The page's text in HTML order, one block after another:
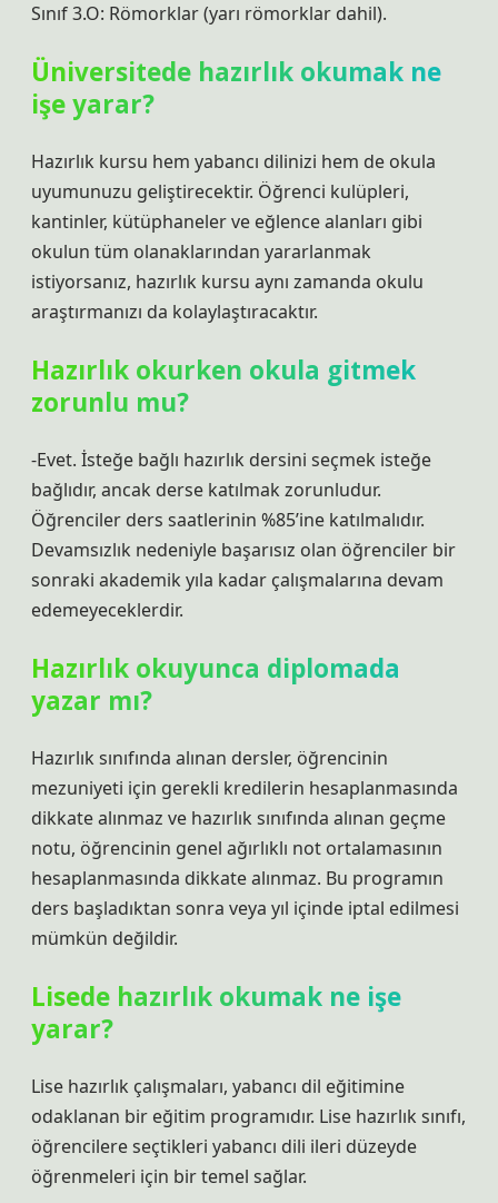
Sınıf 3.O: Römorklar (yarı römorklar dahil).
Üniversitede hazırlık okumak ne
işe yarar?
Hazırlık kursu hem yabancı dilinizi hem de okula
uyumunuzu geliştirecektir. Öğrenci kulüpleri,
kantinler, kütüphaneler ve eğlence alanları gibi
okulun tüm olanaklarından yararlanmak
istiyorsanız, hazırlık kursu aynı zamanda okulu
araştırmanızı da kolaylaştıracaktır.
Hazırlık okurken okula gitmek
zorunlu mu?
-Evet. İsteğe bağlı hazırlık dersini seçmek isteğe
bağlıdır, ancak derse katılmak zorunludur.
Öğrenciler ders saatlerinin %85’ine katılmalıdır.
Devamsızlık nedeniyle başarısız olan öğrenciler bir
sonraki akademik yıla kadar çalışmalarına devam
edemeyeceklerdir.
Hazırlık okuyunca diplomada
yazar mı?
Hazırlık sınıfında alınan dersler, öğrencinin
mezuniyeti için gerekli kredilerin hesaplanmasında
dikkate alınmaz ve hazırlık sınıfında alınan geçme
notu, öğrencinin genel ağırlıklı not ortalamasının
hesaplanmasında dikkate alınmaz. Bu programın
ders başladıktan sonra veya yıl içinde iptal edilmesi
mümkün değildir.
Lisede hazırlık okumak ne işe
yarar?
Lise hazırlık çalışmaları, yabancı dil eğitimine
odaklanan bir eğitim programıdır. Lise hazırlık sınıfı,
öğrencilere seçtikleri yabancı dili ileri düzeyde
öğrenmeleri için bir temel sağlar.